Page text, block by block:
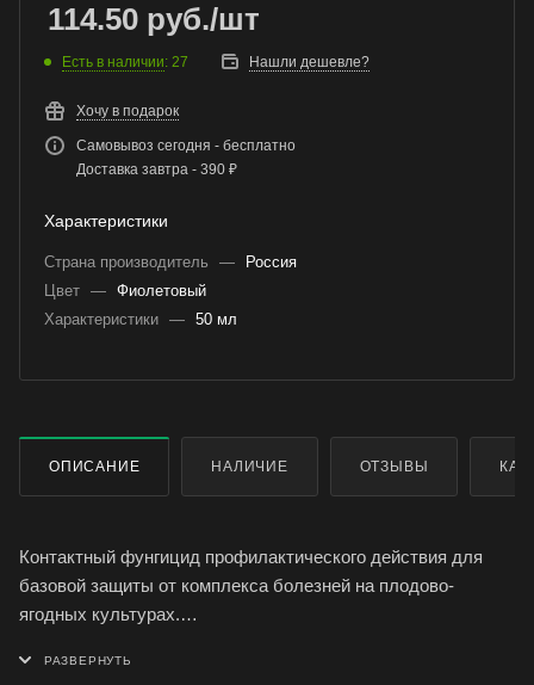
114.50 руб./шт
Есть в наличии: 27 Нашли дешевле?
Хочу в подарок
Самовывоз сегодня - бесплатно
Доставка завтра - 390 ₽
Характеристики
Страна производитель —
Россия
Цвет — Фиолетовый
Характеристики — 50 мл
ОПИСАНИЕ НАЛИЧИЕ ОТЗЫВЫ
Контактный фунгицид профилактического действия для
базовой защиты от комплекса болезней на плодово-
ягодных культурах.
до поздней осени.